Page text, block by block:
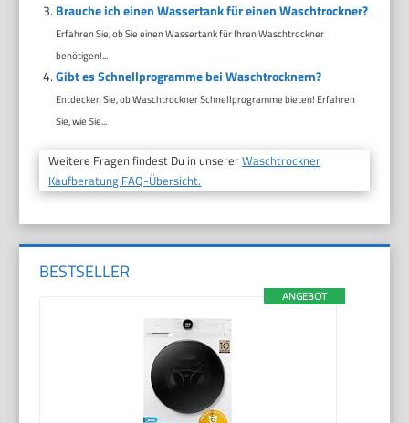
Brauche ich einen Wassertank für einen Waschtrockner?
Erfahren Sie, ob Sie einen Wassertank für Ihren Waschtrockner
benötigen!...
Gibt es Schnellprogramme bei Waschtrocknern?
Entdecken Sie, ob Waschtrockner Schnellprogramme bieten! Erfahren
Sie, wie Sie...
Weitere Fragen findest Du in unsererWaschtrockner
Kaufberatung FAQ-Übersicht.
BESTSELLER
ANGEBOT